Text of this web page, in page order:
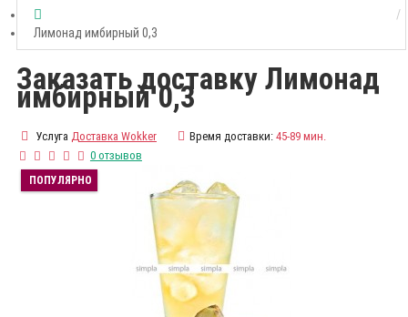
Лимонад имбирный 0,3
Заказать доставку Лимонад
имбирный 0,3
Услуга Доставка Wokker Время доставки: 45-89 мин.
0 отзывов
ПОПУЛЯРНО